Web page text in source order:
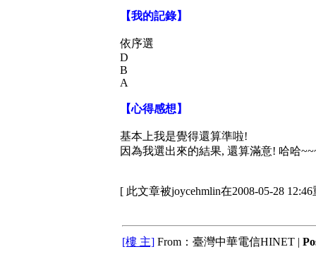
【我的記錄】
依序選
D
B
A
【心得感想】
基本上我是覺得還算準啦!
因為我選出來的結果, 還算滿意! 哈哈
[ 此文章被joycehmlin在2008-05-28
[樓 主] From：臺灣中華電信HINET |